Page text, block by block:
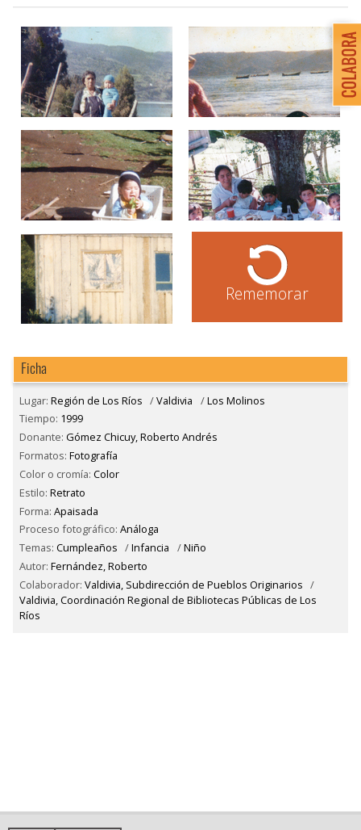
Rememorar
Ficha
Lugar: Región de Los Ríos /Valdivia /Los Molinos
Tiempo: 1999
Donante: Gómez Chicuy, Roberto Andrés
Formatos: Fotografía
Color o cromía: Color
Estilo: Retrato
Forma: Apaisada
Proceso fotográfico: Análoga
Temas: Cumpleaños /Infancia /Niño
Autor: Fernández, Roberto
Colaborador: Valdivia, Subdirección de Pueblos Originarios /
Valdivia, Coordinación Regional de Bibliotecas Públicas de Los
Ríos